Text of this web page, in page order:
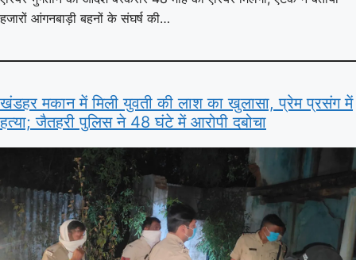
हजारों आंगनबाड़ी बहनों के संघर्ष की…
खंडहर मकान में मिली युवती की लाश का खुलासा, प्रेम प्रसंग में
हत्या; जैतहरी पुलिस ने 48 घंटे में आरोपी दबोचा